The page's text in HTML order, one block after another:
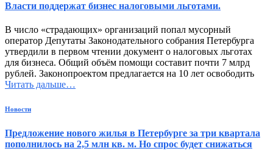
Власти поддержат бизнес налоговыми льготами.
В число «страдающих» организаций попал мусорный
оператор Депутаты Законодательного собрания Петербурга
утвердили в первом чтении документ о налоговых льготах
для бизнеса. Общий объём помощи составит почти 7 млрд
рублей. Законопроектом предлагается на 10 лет освободить
Читать дальше…
Новости
Предложение нового жилья в Петербурге за три квартала
пополнилось на 2,5 млн кв. м. Но спрос будет снижаться